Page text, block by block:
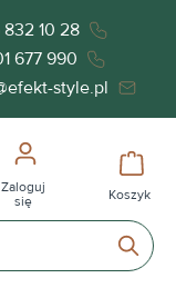
832 10 28
677 990
style.pl
na liście
Zaloguj
się
Koszyk